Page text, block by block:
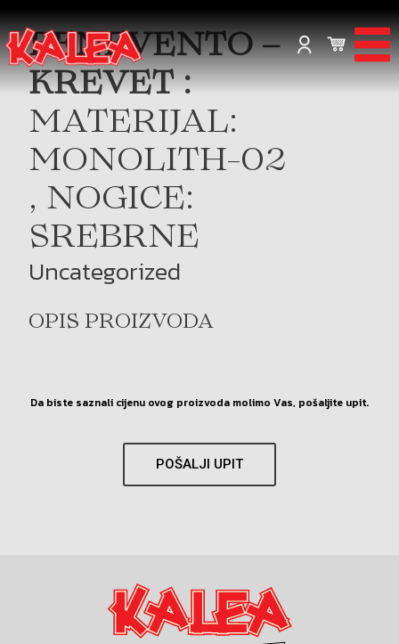
BENEVENTO –
KREVET :
MATERIJAL:
MONOLITH-02
, NOGICE:
SREBRNE
Uncategorized
OPIS PROIZVODA
Da biste saznali cijenu ovog proizvoda molimo Vas, pošaljite upit.
POŠALJI UPIT